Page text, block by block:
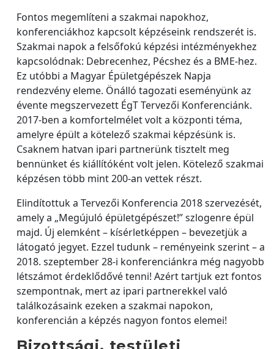
Fontos megemlíteni a szakmai napokhoz,
konferenciákhoz kapcsolt képzéseink rendszerét is.
Szakmai napok a felsőfokú képzési intézményekhez
kapcsolódnak: Debrecenhez, Pécshez és a BME-hez.
Ez utóbbi a Magyar Épületgépészek Napja
rendezvény eleme. Önálló tagozati eseményünk az
évente megszervezett ÉgT Tervezői Konferenciánk.
2017-ben a komfortelmélet volt a központi téma,
amelyre épült a kötelező szakmai képzésünk is.
Csaknem hatvan ipari partnerünk tisztelt meg
bennünket és kiállítóként volt jelen. Kötelező szakmai
képzésen több mint 200-an vettek részt.
Elindítottuk a Tervezői Konferencia 2018 szervezését,
amely a „Megújuló épületgépészet!” szlogenre épül
majd. Új elemként – kísérletképpen – bevezetjük a
látogató jegyet. Ezzel tudunk – reményeink szerint – a
2018. szeptember 28-i konferenciánkra még nagyobb
létszámot érdeklődővé tenni! Azért tartjuk ezt fontos
szempontnak, mert az ipari partnerekkel való
találkozásaink ezeken a szakmai napokon,
konferencián a képzés nagyon fontos elemei!
Bizottsági, testületi